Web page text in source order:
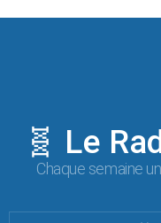
🧬 Le
Chaque semaine